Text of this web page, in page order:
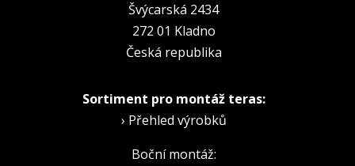
Švýcarská 2434
272 01 Kladno
Česká republika
Sortiment pro montáž teras:
› Přehled výrobků
Boční montáž: